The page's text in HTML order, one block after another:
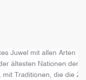
Juwel mit allen Arten
ältesten Nationen der
mit Traditionen, die die